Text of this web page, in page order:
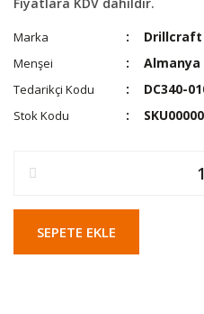
Marka Drillcraft
Menşei Almanya
Tedarikçi Kodu DC340-
Stok Kodu
SEPETE EKLE